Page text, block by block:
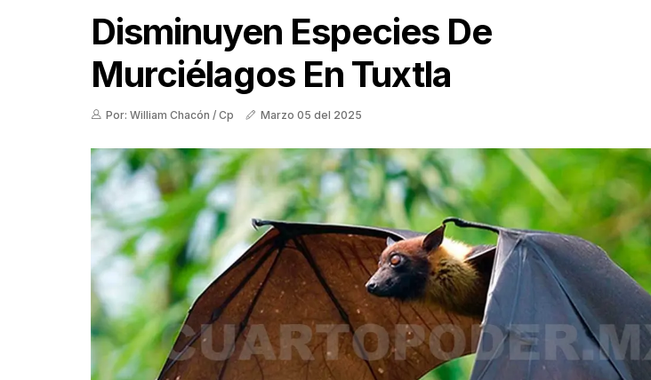
Disminuyen Especies De
Murciélagos En Tuxtla
Por: William Chacón / Cp Marzo 05 del 2025